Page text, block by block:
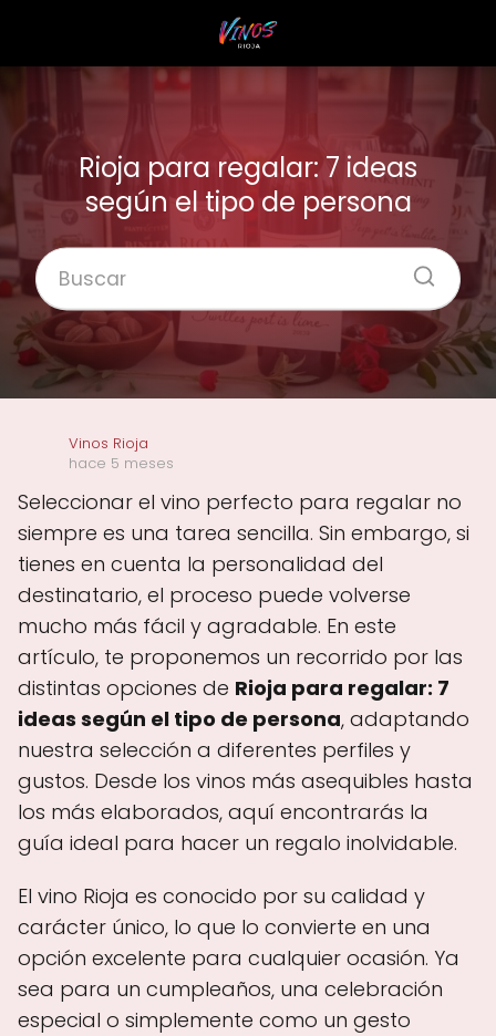
Rioja para regalar: 7 ideas
según el tipo de persona
Vinos Rioja
hace 5 meses
Seleccionar el vino perfecto para regalar no
siempre es una tarea sencilla. Sin embargo, si
tienes en cuenta la personalidad del
destinatario, el proceso puede volverse
mucho más fácil y agradable. En este
artículo, te proponemos un recorrido por las
distintas opciones de Rioja para regalar: 7
ideas según el tipo de persona, adaptando
nuestra selección a diferentes perfiles y
gustos. Desde los vinos más asequibles hasta
los más elaborados, aquí encontrarás la
guía ideal para hacer un regalo inolvidable.
El vino Rioja es conocido por su calidad y
carácter único, lo que lo convierte en una
opción excelente para cualquier ocasión. Ya
sea para un cumpleaños, una celebración
especial o simplemente como un gesto